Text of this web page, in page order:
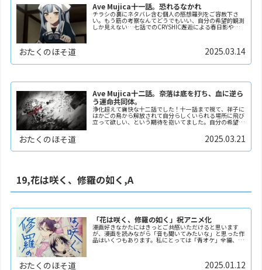
Ave Mujica十一話。恐れるなかれ
チラシの裏にネタバレ含む個人の感想羅列をご容赦下さ
い。もう筋の考察なんてどうでもいい、自分の希望的観測
しか見えない…七話でのCRYSHIC邂逅による春日影や、
十話でのムジカ復活…斜め上の我的感涙な展開を次々と繰
おたくのほそ道 2025.03.14
Ave Mujica十二話。奈落は底を打ち、血に逆ら
う運命共同体。
浄化超えて痛快な十二話でした！十一話まで視て、祥子に
はかごの鳥から解放されて自分らしくいられる場所に飛び
立って欲しい、という期待を抱いてました。自分の希望的
合うため、色んなきっかけを頭の中で夢想してました...
おたくのほそ道 2025.03.21
19,花は咲く、修羅の如く,A
「花は咲く、修羅の如く」祝アニメ化
漫画好きなかたにはきっとご共感いただけると思います
が、漫画を読みながら「音も聞いてみたいな」と思った作
品はいくつもあります。私にとっては「青オケ」全編、
おたくのほそ道 2025.01.12